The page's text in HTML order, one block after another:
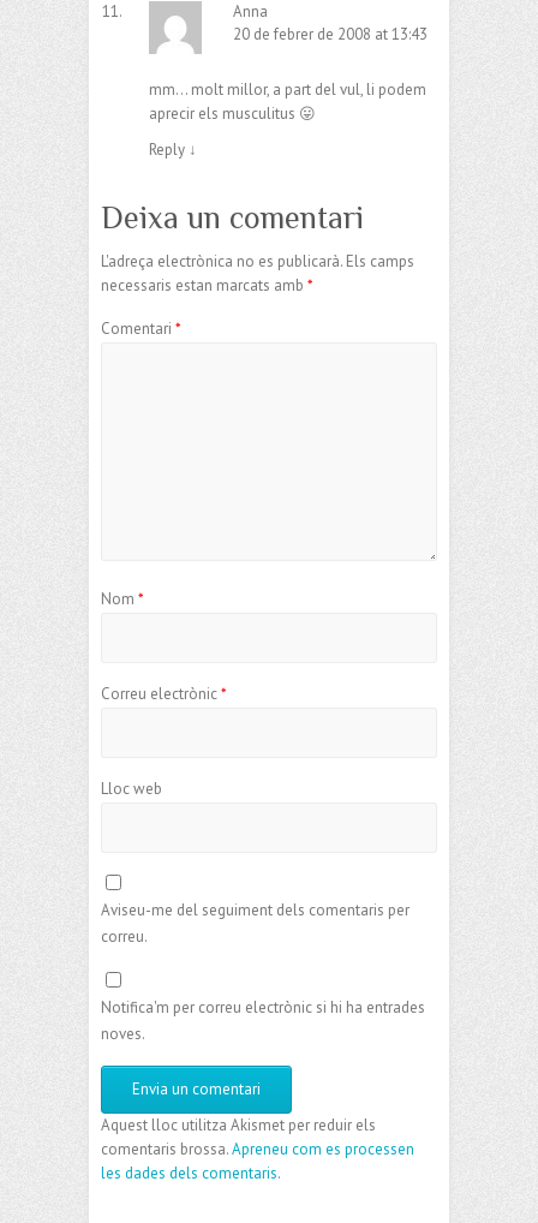
Anna
20 de febrer de 2008 at 13:43
mm… molt millor, a part del vul, li podem
aprecir els musculitus 😛
Reply ↓
Deixa un comentari
L'adreça electrònica no es publicarà. Els camps
necessaris estan marcats amb *
Comentari *
Nom *
Correu electrònic*
Lloc web
Aviseu-me del seguiment dels comentaris per
correu.
Notifica'm per correu electrònic si hi ha entrades
noves.
Aquest lloc utilitza Akismet per reduir els
comentaris brossa.Apreneu com es processen
les dades dels comentaris.